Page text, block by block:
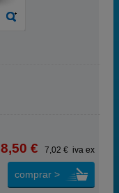
8,50 € 7,02 € iva ex
comprar >